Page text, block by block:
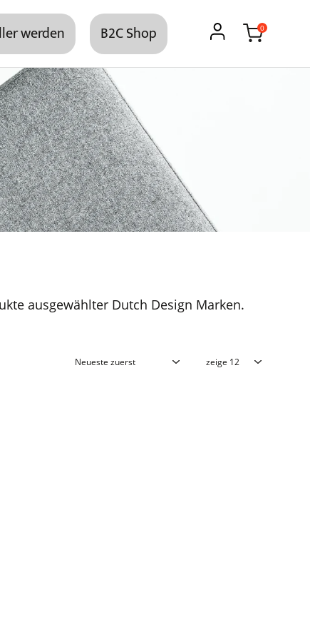
werden B2C Shop 0
ausgewählter Dutch Design Marken.